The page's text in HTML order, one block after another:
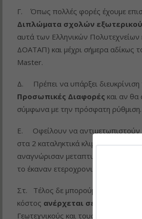
Γ. Όπως πολλές φορές έχουμε
Διπλώματα σχολών εξωτερικού
αυτά των Ελληνικών
ΔΟΑΤΑΠ) και μέχρι σήμερα αδίκως
Master.
Δ. Πρέπει να υπάρξει διευκρίνιση
Προσωπικές Διαφορές και αν θα
σύμφωνα με την πρόσφατη ρύθμιση.
Ε. Οφείλουν να αντιμετωπιστούν
στα 2 καταληκτικά κλιμάκια και
αναγνώρισαν μεταπτυχιακό τίτλο
το έκαναν ετεροχρονισμένα θα τη
Στ. Τέλος δε μπορούμε να
κόστος ανέρχεται σε 7 εκατ. €
Γεωτεχνικούς και τους Μηχανικούς)